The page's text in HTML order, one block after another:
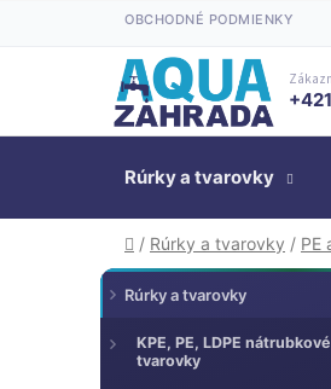
OBCHODNÉ PODMIENKY
Rúrky a tvarovky
Domov
/ Rúrky a tvarovky / PE
B
o
č
Preskočiť
kategórie
K
a
Rúrky a tvarovky
KPE, PE, LDPE
tvarovky